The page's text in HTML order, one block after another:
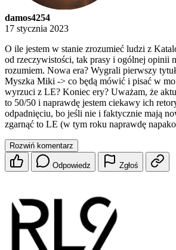
damos4254
17 stycznia 2023
O ile jestem w stanie zrozumieć ludzi z
od rzeczywistości, tak prasy i ogólnej opinii
rozumiem. Nowa era? Wygrali pierwszy
Myszka Miki -> co będą mówić i pisać w
wyrzuci z LE? Koniec ery? Uważam, że
to 50/50 i naprawdę jestem ciekawy ich
odpadnięciu, bo jeśli nie i faktycznie mają
zgarnąć to LE (w tym roku naprawdę
Rozwiń komentarz
Odpowiedz Zgłoś